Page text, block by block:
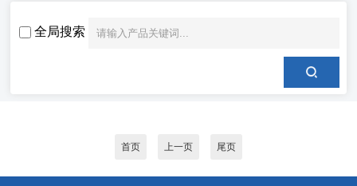
全局搜索
首页 上一页 尾页